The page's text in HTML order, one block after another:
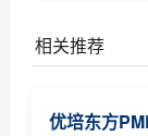
相关推荐
优培东方